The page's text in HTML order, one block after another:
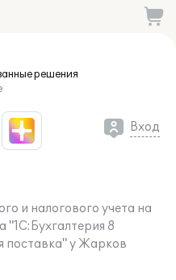
решения
Вход
и налогового учета на
"1С:Бухгалтерия 8
поставка" у Жарков